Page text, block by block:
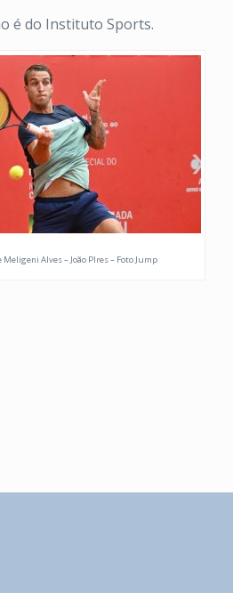
é do Instituto Sports.
Meligeni Alves – João PIres – Foto Jump